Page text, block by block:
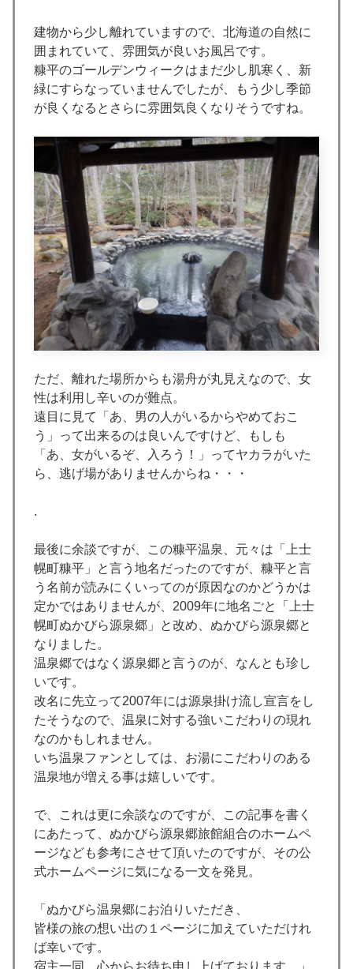
建物から少し離れていますので、北海道の自然に
囲まれていて、雰囲気が良いお風呂です。
糠平のゴールデンウィークはまだ少し肌寒く、新
緑にすらなっていませんでしたが、もう少し季節
が良くなるとさらに雰囲気良くなりそうですね。
ただ、離れた場所からも湯舟が丸見えなので、女
性は利用し辛いのが難点。
遠目に見て「あ、男の人がいるからやめておこ
う」って出来るのは良いんですけど、もしも
「あ、女がいるぞ、入ろう！」ってヤカラがいた
ら、逃げ場がありませんからね・・・
.
最後に余談ですが、この糠平温泉、元々は「上士
幌町糠平」と言う地名だったのですが、糠平と言
う名前が読みにくいってのが原因なのかどうかは
定かではありませんが、2009年に地名ごと「上士
幌町ぬかびら源泉郷」と改め、ぬかびら源泉郷と
なりました。
温泉郷ではなく源泉郷と言うのが、なんとも珍し
いです。
改名に先立って2007年には源泉掛け流し宣言をし
たそうなので、温泉に対する強いこだわりの現れ
なのかもしれません。
いち温泉ファンとしては、お湯にこだわりのある
温泉地が増える事は嬉しいです。
で、これは更に余談なのですが、この記事を書く
にあたって、ぬかびら源泉郷旅館組合のホームペ
ージなども参考にさせて頂いたのですが、その公
式ホームページに気になる一文を発見。
「ぬかびら温泉郷にお泊りいただき、
皆様の旅の想い出の１ページに加えていただけれ
ば幸いです。